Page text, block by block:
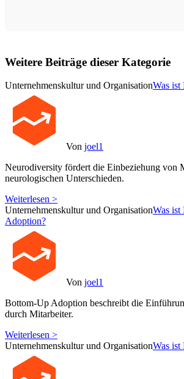
Weitere Beiträge dieser Kategorie
Unternehmenskultur und OrganisationWas ist
Von joel1
Neurodiversity fördert die Einbeziehung von
neurologischen Unterschieden.
Weiterlesen >
Unternehmenskultur und OrganisationWas
Adoption?
Von joel1
Bottom-Up Adoption beschreibt die
durch Mitarbeiter.
Weiterlesen >
Unternehmenskultur und OrganisationWas ist